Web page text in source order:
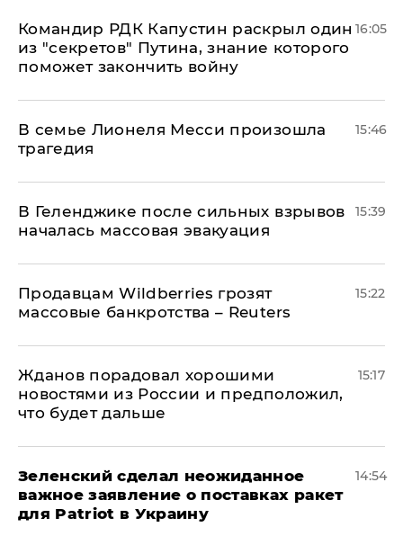
Командир РДК Капустин раскрыл один
из "секретов" Путина, знание которого
поможет закончить войну
16:05
В семье Лионеля Месси произошла
трагедия
15:46
В Геленджике после сильных взрывов
началась массовая эвакуация
15:39
Продавцам Wildberries грозят
массовые банкротства – Reuters
15:22
Жданов порадовал хорошими
новостями из России и предположил,
что будет дальше
15:17
Зеленский сделал неожиданное
важное заявление о поставках ракет
для Patriot в Украину
14:54